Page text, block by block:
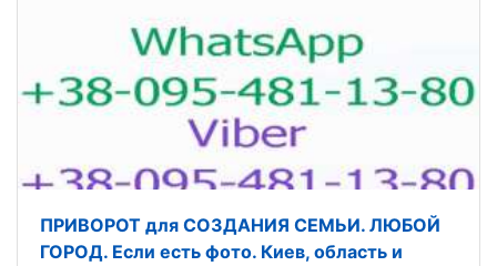
ПРИВОРОТ для СОЗДАНИЯ СЕМЬИ. ЛЮБОЙ
ГОРОД. Если есть фото. Киев, область и